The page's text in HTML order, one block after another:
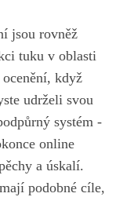
jsou rovněž
tuku v oblasti
ocenění, když‌
udrželi svou
systém ​-
‌online
a úskalí.
podobné cíle,